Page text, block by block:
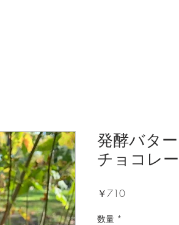
発酵バタ
チョコレ
￥710価
数量 *